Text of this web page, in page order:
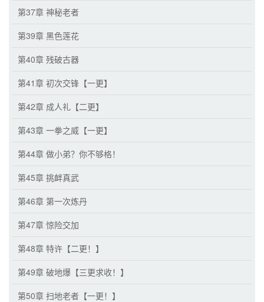
第37章 神秘老者
第39章 黑色莲花
第40章 残破古器
第41章 初次交锋【一更】
第42章 成人礼【二更】
第43章 一拳之威【一更】
第44章 做小弟？你不够格！
第45章 挑衅真武
第46章 第一次炼丹
第47章 惊险交加
第48章 特许【二更！】
第49章 破地爆【三更求收！】
第50章 扫地老者【一更！】